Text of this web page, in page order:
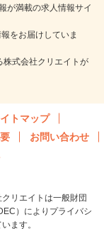
が満載の求人情報サイ
をお届けしていま
株式会社クリエイトが
トマップ
お問い合わせ
リエイトは一般財団
）によりプライバシ
ます。